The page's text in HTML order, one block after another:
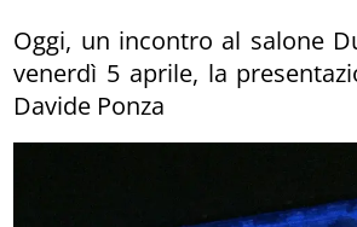
Oggi, un incontro al salone
venerdì 5 aprile, la
Davide Ponza